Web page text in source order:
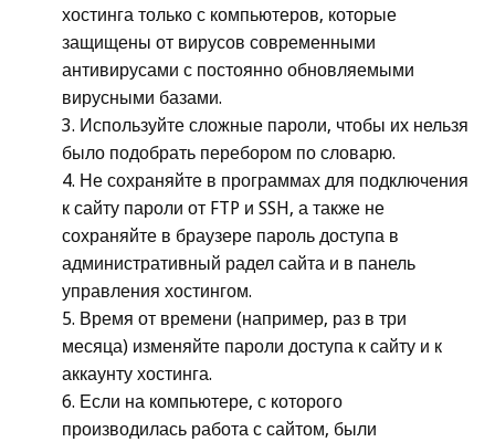
хостинга только с компьютеров, которые
защищены от вирусов современными
антивирусами с постоянно обновляемыми
вирусными базами.
Используйте сложные пароли, чтобы их нельзя
было подобрать перебором по словарю.
Не сохраняйте в программах для подключения
к сайту пароли от FTP и SSH, а также не
сохраняйте в браузере пароль доступа в
административный радел сайта и в панель
управления хостингом.
Время от времени (например, раз в три
месяца) изменяйте пароли доступа к сайту и к
аккаунту хостинга.
Если на компьютере, с которого
производилась работа с сайтом, были